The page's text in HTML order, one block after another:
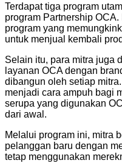
Terdapat tiga program
program Partnership
program yang
untuk menjual kembali
Selain itu, para mitra juga
layanan OCA dengan
dibangun oleh setiap
menjadi cara ampuh bagi
serupa yang digunakan
dari awal.
Melalui program ini, mitra
pelanggan baru dengan
tetap menggunakan